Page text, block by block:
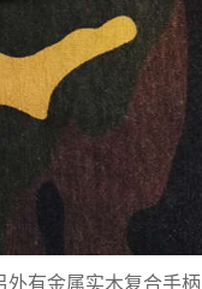
外有金属实木复合手柄